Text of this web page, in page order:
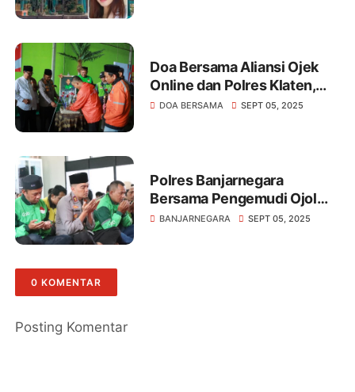
Doa Bersama Aliansi Ojek
Online dan Polres Klaten,
Wujud Empati dan
DOA BERSAMA SEPT 05, 2025
Polres Banjarnegara
Bersama Pengemudi Ojol
Gelar Doa Bersama
BANJARNEGARA SEPT 05, 2025
0 KOMENTAR
Posting Komentar